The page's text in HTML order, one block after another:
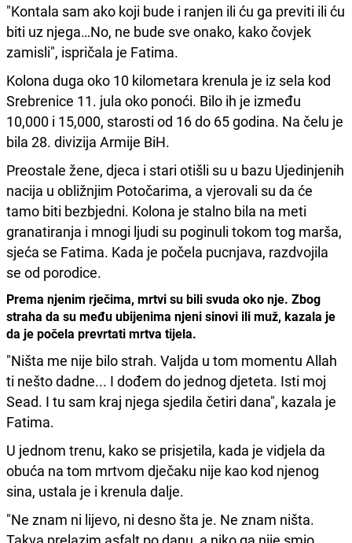
"Kontala sam ako koji bude i ranjen ili ću ga previti ili ću
biti uz njega…No, ne bude sve onako, kako čovjek
zamisli", ispričala je Fatima.
Kolona duga oko 10 kilometara krenula je iz sela kod
Srebrenice 11. jula oko ponoći. Bilo ih je između
10,000 i 15,000, starosti od 16 do 65 godina. Na čelu je
bila 28. divizija Armije BiH.
Preostale žene, djeca i stari otišli su u bazu Ujedinjenih
nacija u obližnjim Potočarima, a vjerovali su da će
tamo biti bezbjedni. Kolona je stalno bila na meti
granatiranja i mnogi ljudi su poginuli tokom tog marša,
sjeća se Fatima. Kada je počela pucnjava, razdvojila
se od porodice.
Prema njenim rječima, mrtvi su bili svuda oko nje. Zbog
straha da su među ubijenima njeni sinovi ili muž, kazala je
da je počela prevrtati mrtva tijela.
"Ništa me nije bilo strah. Valjda u tom momentu Allah
ti nešto dadne... I dođem do jednog djeteta. Isti moj
Sead. I tu sam kraj njega sjedila četiri dana", kazala je
Fatima.
U jednom trenu, kako se prisjetila, kada je vidjela da
obuća na tom mrtvom dječaku nije kao kod njenog
sina, ustala je i krenula dalje.
"Ne znam ni lijevo, ni desno šta je. Ne znam ništa.